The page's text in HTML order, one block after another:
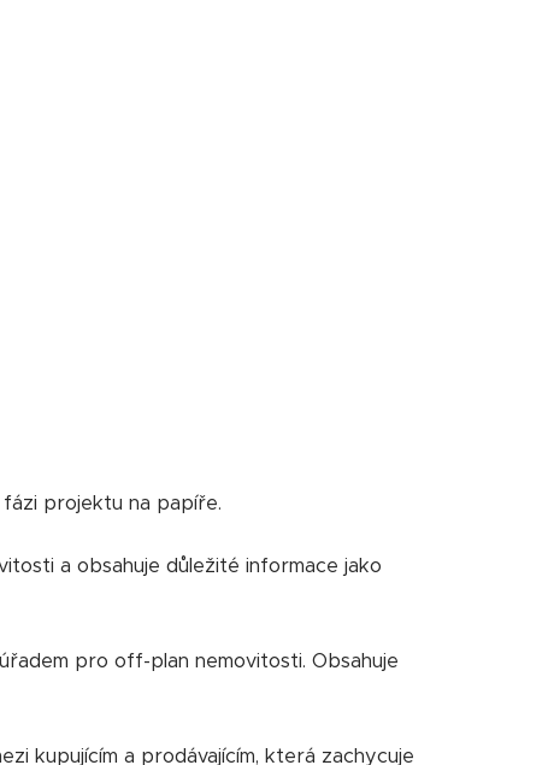
projektu na papíře.
a obsahuje důležité informace jako
pro off-plan nemovitosti. Obsahuje
kupujícím a prodávajícím, která zachycuje